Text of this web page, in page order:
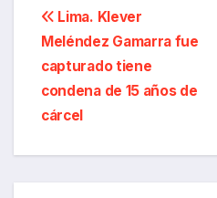
Navegación
de
entradas
Lima. Klever
Meléndez Gamarra fue
capturado tiene
condena de 15 años de
cárcel